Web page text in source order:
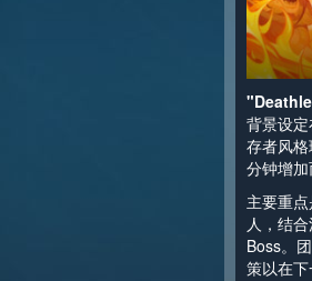
背景设
存者风
分钟增加
主要重
人，结
Boss。
策以在下